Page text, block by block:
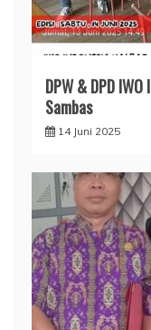
DPW & DPD
Sambas
14 Juni 2025